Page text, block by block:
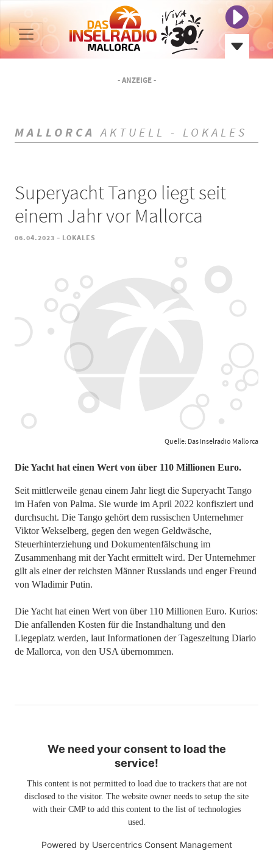
- ANZEIGE -
MALLORCA AKTUELL - LOKALES
Superyacht Tango liegt seit
einem Jahr vor Mallorca
06.04.2023 - LOKALES
Quelle: Das Inselradio Mallorca
​​​​​​​Die Yacht hat einen Wert von über 110 Millionen Euro.
Seit mittlerweile genau einem Jahr liegt die Superyacht Tango
im Hafen von Palma. Sie wurde im April 2022 konfisziert und
durchsucht. Die Tango gehört dem russischen Unternehmer
Viktor Wekselberg, gegen den wegen Geldwäsche,
Steuerhinterziehung und Dokumentenfälschung im
Zusammenhang mit der Yacht ermittelt wird. Der Unternehmer
gilt als einer der reichsten Männer Russlands und enger Freund
von Wladimir Putin.
Die Yacht hat einen Wert von über 110 Millionen Euro. Kurios:
Die anfallenden Kosten für die Instandhaltung und den
Liegeplatz werden, laut Informationen der Tageszeitung Diario
de Mallorca, von den USA übernommen.
We need your consent to load the
service!
This content is not permitted to load due to trackers that are not
disclosed to the visitor. The website owner needs to setup the site
with their CMP to add this content to the list of technologies
used.
Powered by Usercentrics Consent Management